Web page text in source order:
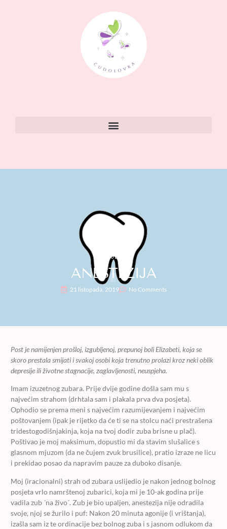
TIJEK
ANESTEZIJA
21 listopada, 2019 No Comments
Post je namijenjen prošloj, izgubljenoj, prepunoj boli Elizabeti, koja se
skoro prestala smijati i svakoj osobi koja trenutno prolazi kroz neki oblik
depresije ili životne stagnacije, zaglavljenosti, neuspjeha.
Imam izuzetnog zubara. Prije dvije godine došla sam mu s
najvećim strahom (drhtala sam i plakala prva dva posjeta).
Ophodio se prema meni s najvećim razumijevanjem i najvećim
poštovanjem (ipak je rijetko da će ti se na stolcu naći prestrašena
tridestogodišnjakinja, koja na tvoj dodir zuba brisne u plač).
Poštivao je moj maksimum, dopustio mi da stavim slušalice s
glasnom mjuzom (da ne čujem zvuk brusilice), pratio izraze ne licu
i prekidao posao da napravim pauze za duboko disanje.
Moj (iracionalni) strah od zubara uslijedio je nakon jednog bolnog
posjeta vrlo namrštenoj zubarici, koja mi je 10-ak godina prije
vadila zub ´na živo´. Zub je bio upaljen, anestezija nije odradila
svoje, njoj se žurilo i puf: Nakon 20 minuta agonije (i vrištanja),
izašla sam iz te ordinacije bez bolnog zuba i s jasnom odlukom da